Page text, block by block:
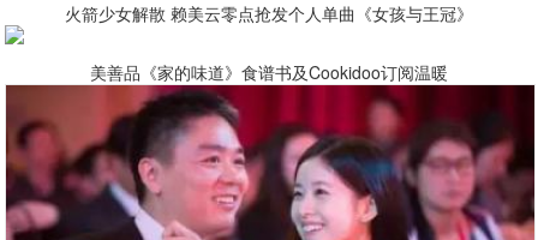
火箭少女解散 赖美云零点抢发个人单曲《女孩与王冠》
美善品《家的味道》食谱书及Cookidoo订阅温暖